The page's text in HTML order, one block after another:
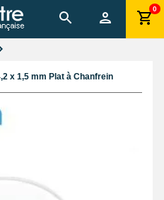
0
x 1,5 mm Plat à Chanfrein